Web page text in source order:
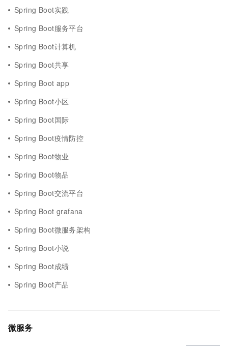
Spring Boot实践
Spring Boot服务平台
Spring Boot计算机
Spring Boot共享
Spring Boot app
Spring Boot小区
Spring Boot国际
Spring Boot疫情防控
Spring Boot物业
Spring Boot物品
Spring Boot交流平台
Spring Boot grafana
Spring Boot微服务架构
Spring Boot小说
Spring Boot成绩
Spring Boot产品
微服务